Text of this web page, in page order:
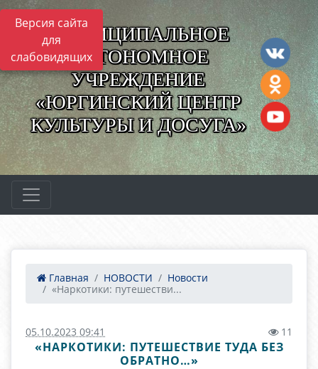
Версия сайта
для
слабовидящих
МУНИЦИПАЛЬНОЕ
АВТОНОМНОЕ
УЧРЕЖДЕНИЕ
«ЮРГИНСКИЙ ЦЕНТР
КУЛЬТУРЫ И ДОСУГА»
Главная НОВОСТИ
Новости
«Наркотики: путешестви...
05.10.2023 09:41 11
«НАРКОТИКИ: ПУТЕШЕСТВИЕ ТУДА БЕЗ
ОБРАТНО…»